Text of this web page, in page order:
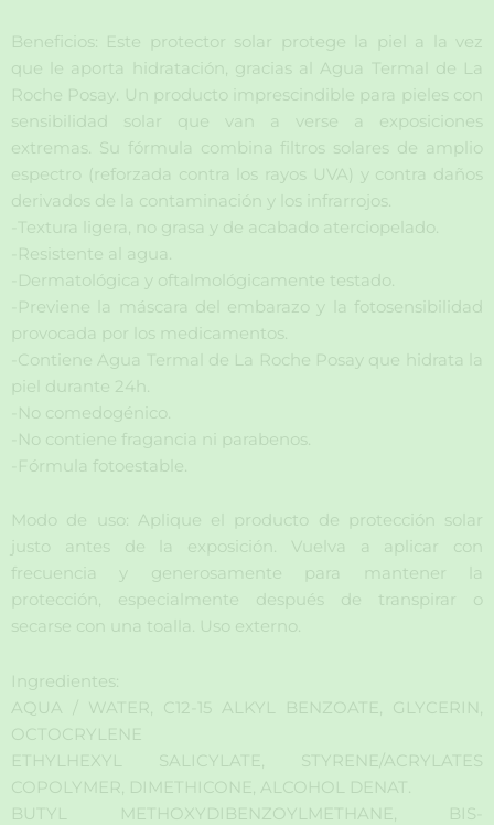
Beneficios: Este protector solar protege la piel a la vez
que le aporta hidratación, gracias al Agua Termal de La
Roche Posay. Un producto imprescindible para pieles con
sensibilidad solar que van a verse a exposiciones
extremas. Su fórmula combina filtros solares de amplio
espectro (reforzada contra los rayos UVA) y contra daños
derivados de la contaminación y los infrarrojos.
-Textura ligera, no grasa y de acabado aterciopelado.
-Resistente al agua.
-Dermatológica y oftalmológicamente testado.
-Previene la máscara del embarazo y la fotosensibilidad
provocada por los medicamentos.
-Contiene Agua Termal de La Roche Posay que hidrata la
piel durante 24h.
-No comedogénico.
-No contiene fragancia ni parabenos.
-Fórmula fotoestable.
Modo de uso: Aplique el producto de protección solar
justo antes de la exposición. Vuelva a aplicar con
frecuencia y generosamente para mantener la
protección, especialmente después de transpirar o
secarse con una toalla. Uso externo.
Ingredientes:
AQUA / WATER, C12-15 ALKYL BENZOATE, GLYCERIN,
OCTOCRYLENE
ETHYLHEXYL SALICYLATE, STYRENE/ACRYLATES
COPOLYMER, DIMETHICONE, ALCOHOL DENAT.
BUTYL METHOXYDIBENZOYLMETHANE, BIS-